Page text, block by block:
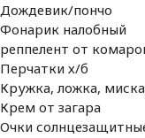
Дождевик/пончо
Фонарик налобный
реппелент от
Перчатки х/б
Кружка, ложка, миска
Крем от загара
Очки